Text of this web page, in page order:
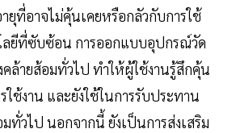
ยุที่อาจไม่คุ้นเคยหรือกลัวกับการใช้
ยีที่ซับซ้อน การออกแบบอุปกรณ์วัด
คล้ายส้อมทั่วไป ทำให้ผู้ใช้งานรู้สึกคุ้น
ใช้งาน และยังใช้ในการรับประทาน
ทั่วไป นอกจากนี้ ยังเป็นการส่งเสริม